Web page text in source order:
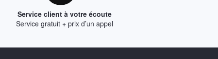
Service client à votre écoute
Service gratuit + prix d’un appel